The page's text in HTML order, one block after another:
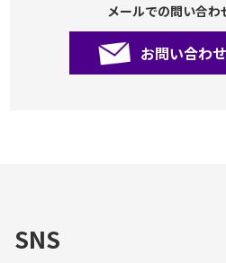
メールでの問い合わ
お問い合わ
SNS